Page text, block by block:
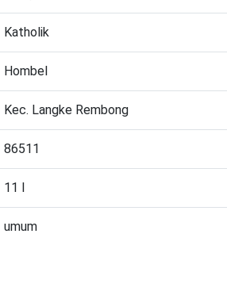
Katholik
Hombel
Kec. Langke Rembong
86511
11 I
umum